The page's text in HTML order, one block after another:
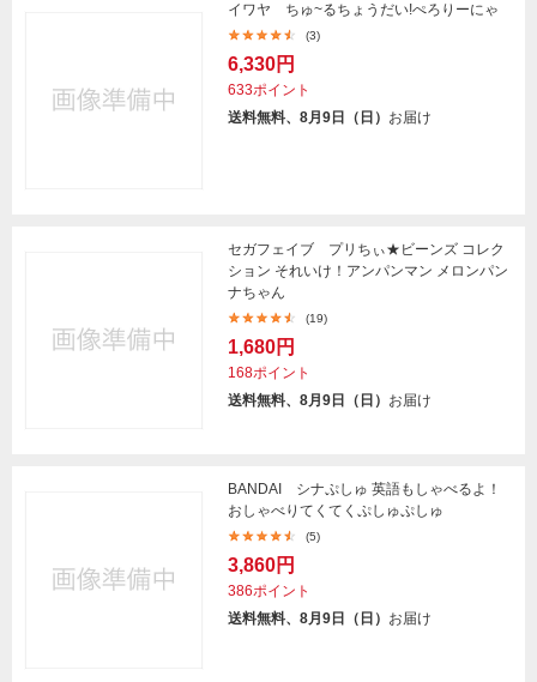
イワヤ ちゅ~るちょうだい!ぺろりーにゃ
(3)
6,330円
633ポイント
送料無料、8月9日（日） お届け
セガフェイブ プリちぃ★ビーンズ コレク
ション それいけ！アンパンマン メロンパン
ナちゃん
(19)
1,680円
168ポイント
送料無料、8月9日（日） お届け
BANDAI シナぷしゅ 英語もしゃべるよ！
おしゃべりてくてくぷしゅぷしゅ
(5)
3,860円
386ポイント
送料無料、8月9日（日） お届け